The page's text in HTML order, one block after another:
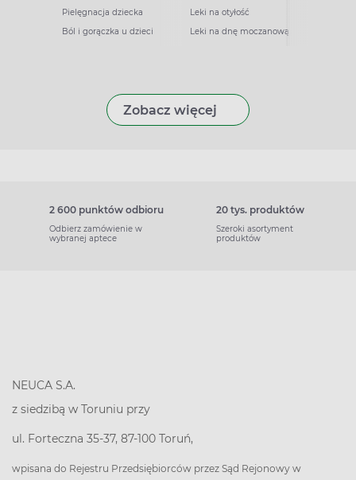
Pielęgnacja dziecka
Ból i gorączka u dzieci
Leki na otyłość
Leki na dnę moczanową
Zobacz więcej
2 600 punktów odbioru
Odbierz zamówienie w
wybranej aptece
20 tys. produktów
Szeroki asortyment
produktów
NEUCA S.A.
z siedzibą w Toruniu przy
ul. Forteczna 35-37, 87-100 Toruń,
wpisana do Rejestru Przedsiębiorców przez Sąd Rejonowy w